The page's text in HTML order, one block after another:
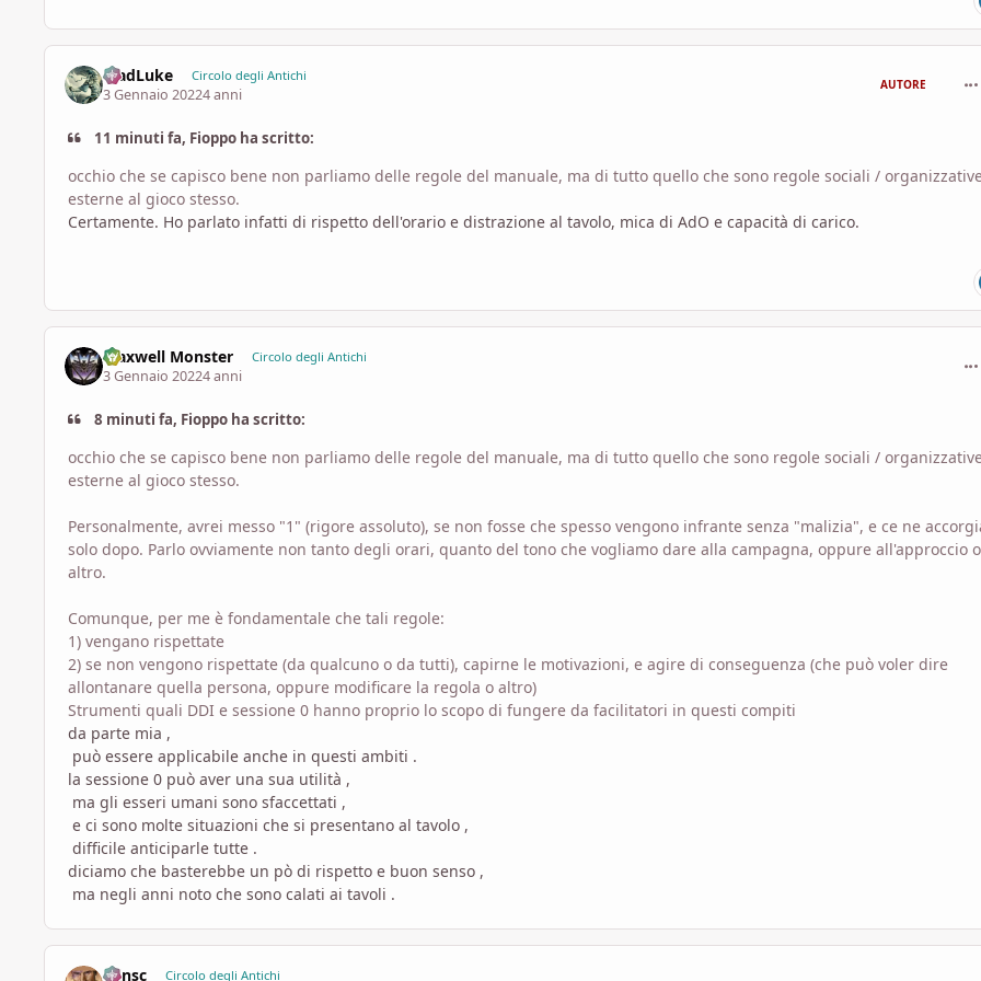
MadLuke Circolo degli Antichi
3 Gennaio 20224 anni
AUTORE
11 minuti fa, Fioppo ha scritto:
occhio che se capisco bene non parliamo delle regole del manuale, ma di tutto quello che sono regole sociali /
esterne al gioco stesso.
Certamente. Ho parlato infatti di rispetto dell'orario e distrazione al tavolo, mica di AdO e capacità di carico.
Maxwell Monster Circolo degli Antichi
3 Gennaio 20224 anni
8 minuti fa, Fioppo ha scritto:
occhio che se capisco bene non parliamo delle regole del manuale, ma di tutto quello che sono regole sociali /
esterne al gioco stesso.
Personalmente, avrei messo "1" (rigore assoluto), se non fosse che spesso vengono infrante senza "malizia", e ce ne
solo dopo. Parlo ovviamente non tanto degli orari, quanto del tono che vogliamo dare alla campagna, oppure all'approccio o
altro.
Comunque, per me è fondamentale che tali regole:
1) vengano rispettate
2) se non vengono rispettate (da qualcuno o da tutti), capirne le motivazioni, e agire di conseguenza (che può voler dire
allontanare quella persona, oppure modificare la regola o altro)
Strumenti quali DDI e sessione 0 hanno proprio lo scopo di fungere da facilitatori in questi compiti
da parte mia ,
può essere applicabile anche in questi ambiti .
la sessione 0 può aver una sua utilità ,
ma gli esseri umani sono sfaccettati ,
e ci sono molte situazioni che si presentano al tavolo ,
difficile anticiparle tutte .
diciamo che basterebbe un pò di rispetto e buon senso ,
ma negli anni noto che sono calati ai tavoli .
Minsc Circolo degli Antichi